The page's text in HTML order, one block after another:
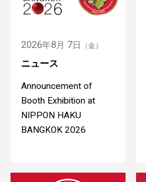
2026年8月 7日 （金）
ニュース
Announcement of
Booth Exhibition at
NIPPON HAKU
BANGKOK 2026